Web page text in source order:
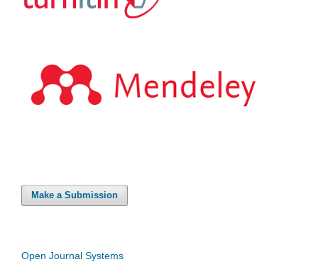
Make a Submission
Open Journal Systems